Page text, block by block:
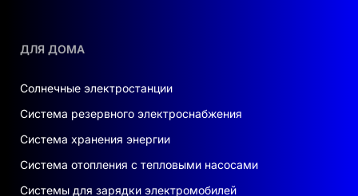
ДЛЯ ДОМА
Солнечные электростанции
Система резервного электроснабжения
Система хранения энергии
Система отопления с тепловыми насосами
Системы для зарядки электромобилей